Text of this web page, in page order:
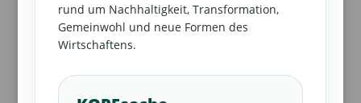
rund um Nachhaltigkeit, Transformation,
Gemeinwohl und neue Formen des
Wirtschaftens.